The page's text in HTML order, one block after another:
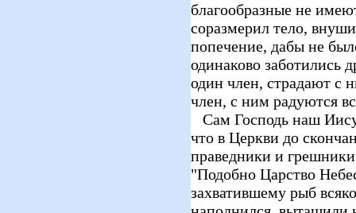
благообразные не
соразмерил тело,
попечение, дабы не
одинаково заботились
один член, страдают с
член, с ним радуются
Сам Господь наш
что в Церкви до
праведники и
"Подобно Царство
захватившему рыб